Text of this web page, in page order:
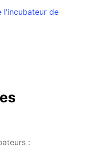
l’incubateur de
: